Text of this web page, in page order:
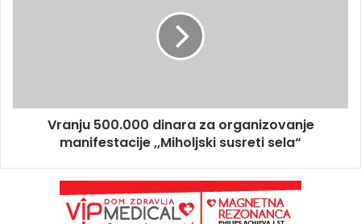
Vranju 500.000 dinara za organizovanje
manifestacije ,,Miholjski susreti sela“